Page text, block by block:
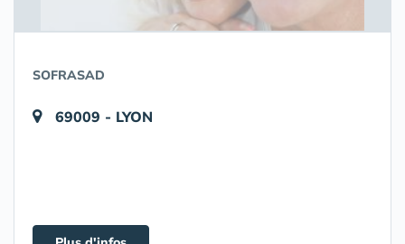
SOFRASAD
69009 - LYON